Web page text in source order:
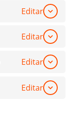
Editar
Editar
Editar
Editar